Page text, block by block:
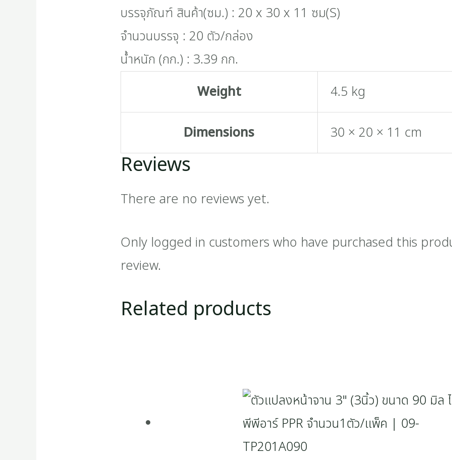
บรรจุภัณฑ์ สินค้า(ซม.) : 20 x 30 x 11 ซม(S)
จำนวนบรรจุ : 20 ตัว/กล่อง
น้ำหนัก (กก.) : 3.39 กก.
Weight
4.5 kg
Dimensions 30 × 20 × 11 cm
Reviews
There are no reviews yet.
Only logged in customers who have purchased this
review.
Related products